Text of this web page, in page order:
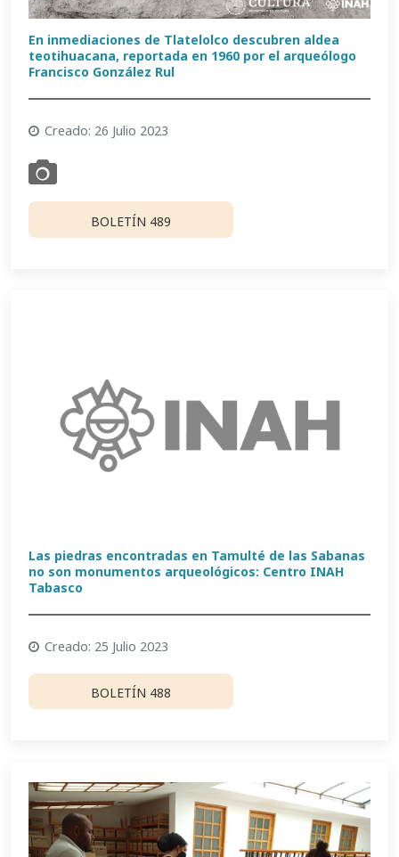
En inmediaciones de Tlatelolco descubren aldea
teotihuacana, reportada en 1960 por el arqueólogo
Francisco González Rul
Creado: 26 Julio 2023
BOLETÍN 489
Las piedras encontradas en Tamulté de las Sabanas
no son monumentos arqueológicos: Centro INAH
Tabasco
Creado: 25 Julio 2023
BOLETÍN 488